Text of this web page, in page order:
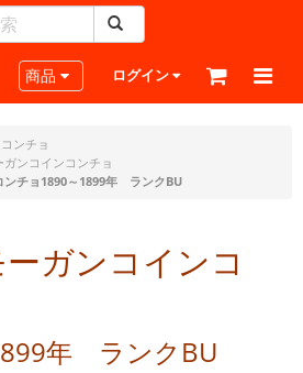
Toggle navigation
商品 ログイン
コンチョ
ガンコインコンチョ
ンチョ1890～1899年 ランクBU
ガンコインコ
年 ランクBU